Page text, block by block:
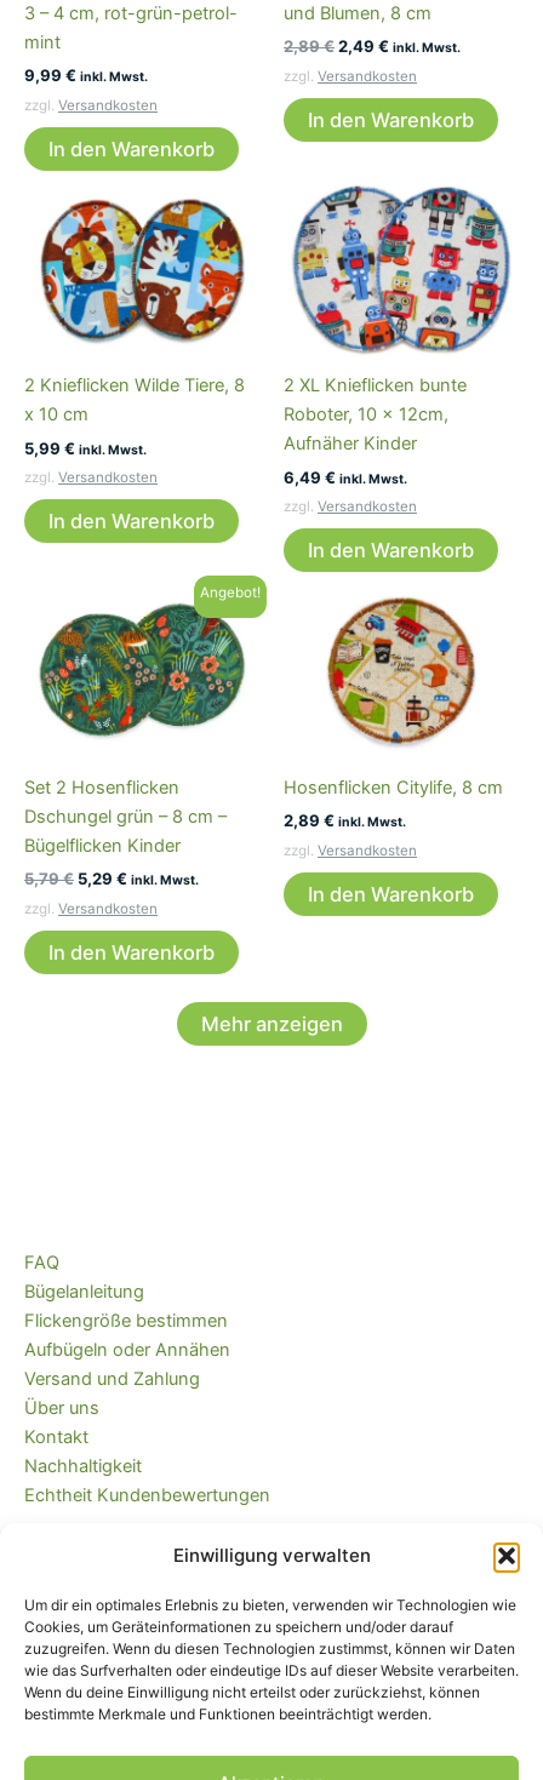
Einwilligung verwalten
Um dir ein optimales Erlebnis zu bieten, verwenden wir Technologien wie
Cookies, um Geräteinformationen zu speichern und/oder darauf
zuzugreifen. Wenn du diesen Technologien zustimmst, können wir Daten
wie das Surfverhalten oder eindeutige IDs auf dieser Website verarbeiten.
Wenn du deine Einwilligung nicht erteilst oder zurückziehst, können
bestimmte Merkmale und Funktionen beeinträchtigt werden.
Produktseite
gewählt
werden
3 – 4 cm, rot-grün-petrol-
mint
9,99 € inkl. Mwst.
zzgl. Versandkosten
In den Warenkorb
und Blumen, 8 cm
2,89€Ursprünglicher
Preis
war:
2,49 € Aktueller
ist:
inkl. Mwst.
zzgl. Versandkosten
In den Warenkorb
2 Knieflicken Wilde Tiere, 8
x 10 cm
5,99 € inkl. Mwst.
zzgl. Versandkosten
In den Warenkorb
2 XL Knieflicken bunte
Roboter, 10 x 12cm,
Aufnäher Kinder
6,49 € inkl. Mwst.
zzgl. Versandkosten
In den Warenkorb
Angebot!
Set 2 Hosenflicken
Dschungel grün – 8 cm –
Bügelflicken Kinder
5,79€ Ursprünglicher
war:
5,29 € Aktueller
ist:
inkl. Mwst.
zzgl. Versandkosten
In den Warenkorb
Hosenflicken Citylife, 8 cm
2,89 € inkl. Mwst.
zzgl. Versandkosten
In den Warenkorb
Mehr anzeigen
FAQ
Bügelanleitung
Flickengröße bestimmen
Aufbügeln oder Annähen
Versand und Zahlung
Über uns
Kontakt
Nachhaltigkeit
Echtheit Kundenbewertungen
Kaufvertrag widerrufen
Versandkostenfrei ab 35 EUR (DE) und
immer plastikfrei verpackt!